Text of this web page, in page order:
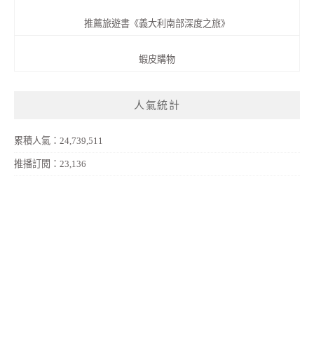
推薦旅遊書《義大利南部深度之旅》
蝦皮購物
人氣統計
累積人氣：24,739,511
推播訂閱：23,136